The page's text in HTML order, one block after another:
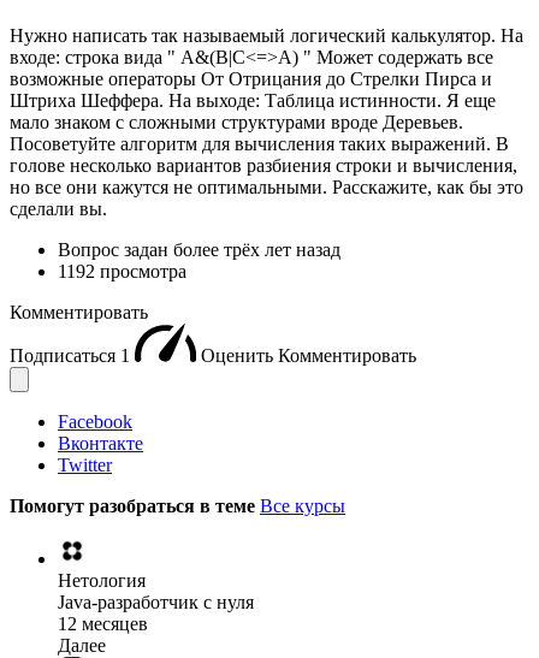
Нужно написать так называемый логический калькулятор. На
входе: строка вида " A&(B|C<=>A) " Может содержать все
возможные операторы От Отрицания до Стрелки Пирса и
Штриха Шеффера. На выходе: Таблица истинности. Я еще
мало знаком с сложными структурами вроде Деревьев.
Посоветуйте алгоритм для вычисления таких выражений. В
голове несколько вариантов разбиения строки и вычисления,
но все они кажутся не оптимальными. Расскажите, как бы это
сделали вы.
Вопрос задан более трёх лет назад
1192 просмотра
Комментировать
Подписаться 1 Оценить Комментировать
Facebook
Вконтакте
Twitter
Помогут разобраться в теме Все курсы
Нетология
Java-разработчик с нуля
12 месяцев
Далее